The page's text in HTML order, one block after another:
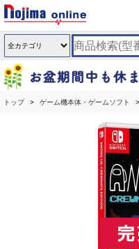
トップ ゲーム機本体・ゲームソフト